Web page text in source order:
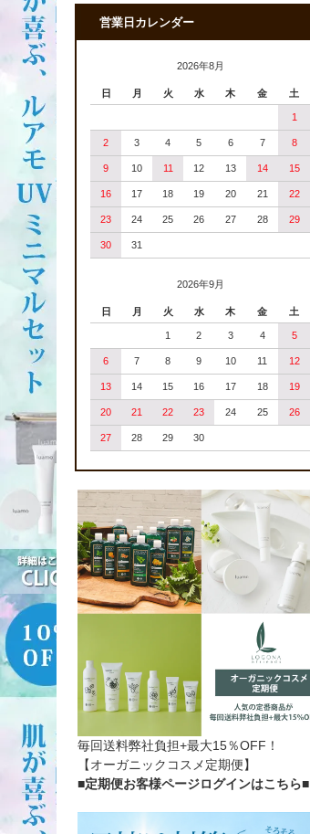
営業日カレンダー
2026年8月
日 月 火 水 木 金 土
1
2 3 4 5 6 7 8
9 10 11 12 13 14 15
16 17 18 19 20 21 22
23 24 25 26 27 28 29
30 31
2026年9月
日 月 火 水 木 金 土
1 2 3 4 5
6 7 8 9 10 11 12
13 14 15 16 17 18 19
20 21 22 23 24 25 26
27 28 29 30
毎回送料弊社負担+最大15％OFF！
【オーガニックコスメ定期便】
■定期便お客様ページログインはこちら■